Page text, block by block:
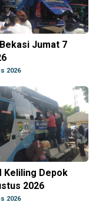
Jumat 7
2026
Keliling Depok
2026
2026